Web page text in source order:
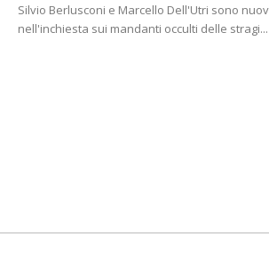
Silvio Berlusconi e Marcello Dell'Utri sono
nell'inchiesta sui mandanti occulti delle stragi...